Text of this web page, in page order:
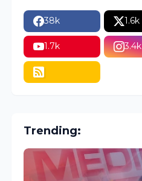
38k 1.6k
1.7k 3.4k
Trending: